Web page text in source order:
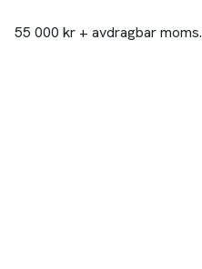
55 000 kr + avdragbar moms.